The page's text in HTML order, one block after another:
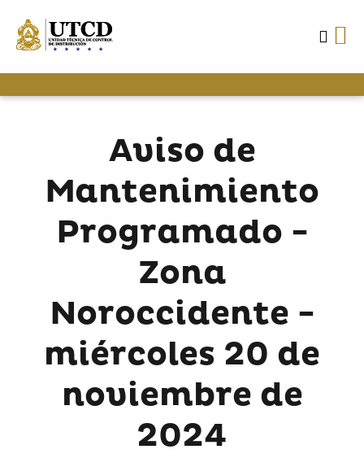
Aviso de
Mantenimiento
Programado -
Zona
Noroccidente -
miércoles 20 de
noviembre de
2024